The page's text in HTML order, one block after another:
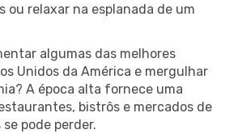
relaxar na esplanada de um
algumas das melhores
Unidos da América e mergulhar
A época alta fornece uma
bistrôs e mercados de
pode perder.